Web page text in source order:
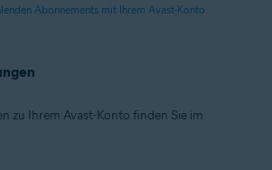
Abonnements mit Ihrem Avast-Konto
zu Ihrem Avast-Konto finden Sie im